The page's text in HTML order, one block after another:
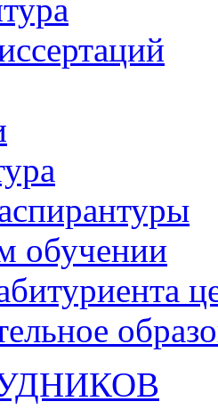
обучении